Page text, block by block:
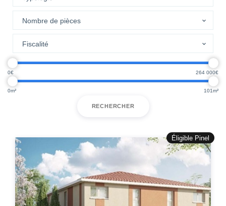
0 264 000
0 101
RECHERCHER
Éligible Pinel